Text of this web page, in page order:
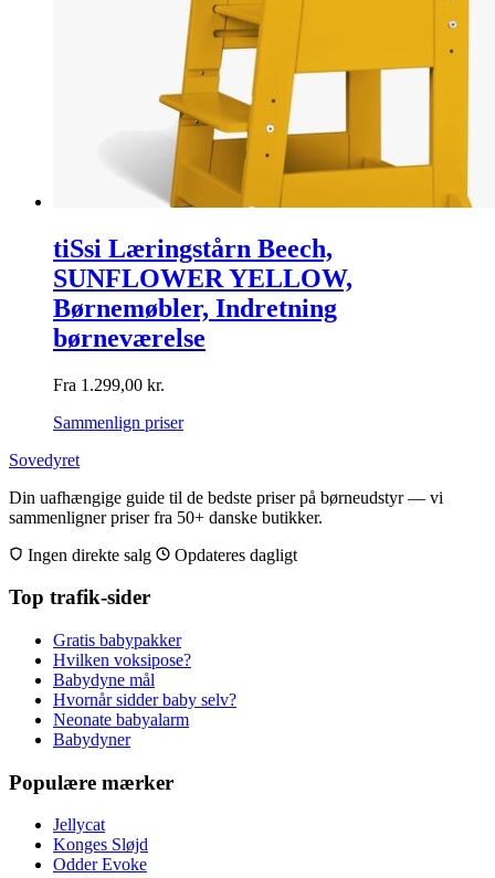
tiSsi Læringstårn Beech,
SUNFLOWER YELLOW,
Børnemøbler, Indretning
børneværelse
Fra 1.299,00 kr.
Sammenlign priser
Sovedyret
Din uafhængige guide til de bedste priser på børneudstyr — vi
sammenligner priser fra 50+ danske butikker.
Ingen direkte salg
Opdateres dagligt
Top trafik-sider
Gratis babypakker
Hvilken voksipose?
Babydyne mål
Hvornår sidder baby selv?
Neonate babyalarm
Babydyner
Populære mærker
Jellycat
Konges Sløjd
Odder Evoke